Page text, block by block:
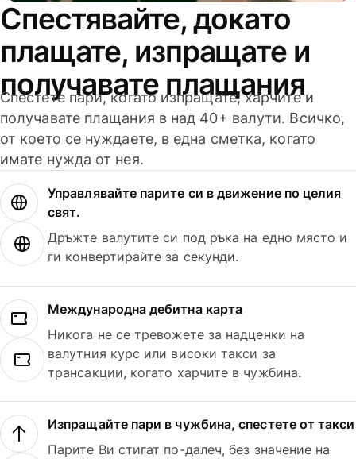
Спестявайте, докато
плащате, изпращате и
получавате плащания
Спестете пари, когато изпращате, харчите и
получавате плащания в над 40+ валути. Всичко,
от което се нуждаете, в една сметка, когато
имате нужда от нея.
Управлявайте парите си в движение по целия
свят.
Дръжте валутите си под ръка на едно място и
ги конвертирайте за секунди.
Международна дебитна карта
Никога не се тревожете за надценки на
валутния курс или високи такси за
трансакции, когато харчите в чужбина.
Изпращайте пари в чужбина, спестете от такси
Парите Ви стигат по-далеч, без значение на